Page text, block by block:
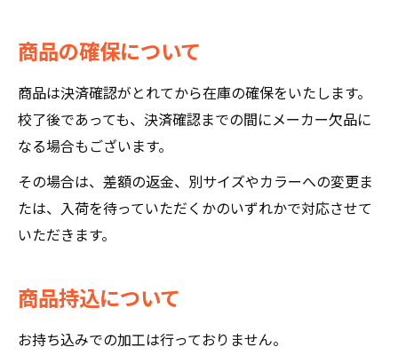
商品の確保について
商品は決済確認がとれてから在庫の確保をいたします。
校了後であっても、決済確認までの間にメーカー欠品に
なる場合もございます。
その場合は、差額の返金、別サイズやカラーへの変更ま
たは、入荷を待っていただくかのいずれかで対応させて
いただきます。
商品持込について
お持ち込みでの加工は行っておりません。